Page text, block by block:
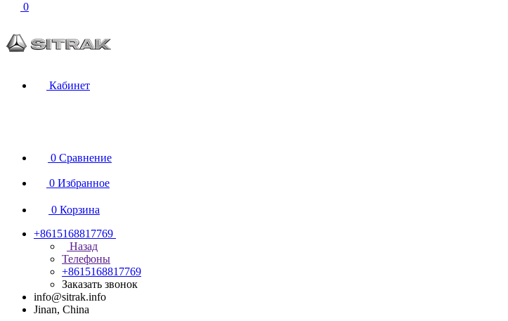
0
Кабинет
0 Сравнение
0 Избранное
0 Корзина
+8615168817769
Назад
Телефоны
+8615168817769
Заказать звонок
info@sitrak.info
Jinan, China